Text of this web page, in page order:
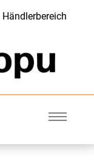
Händlerbereich